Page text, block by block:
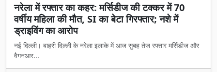
नरेला में रफ्तार का कहर: मर्सिडीज की टक्कर में 70
वर्षीय महिला की मौत, SI का बेटा गिरफ्तार; नशे में
ड्राइविंग का आरोप
नई दिल्ली। बाहरी दिल्ली के नरेला इलाके में आज सुबह तेज रफ्तार मर्सिडीज और
वैगनआर...